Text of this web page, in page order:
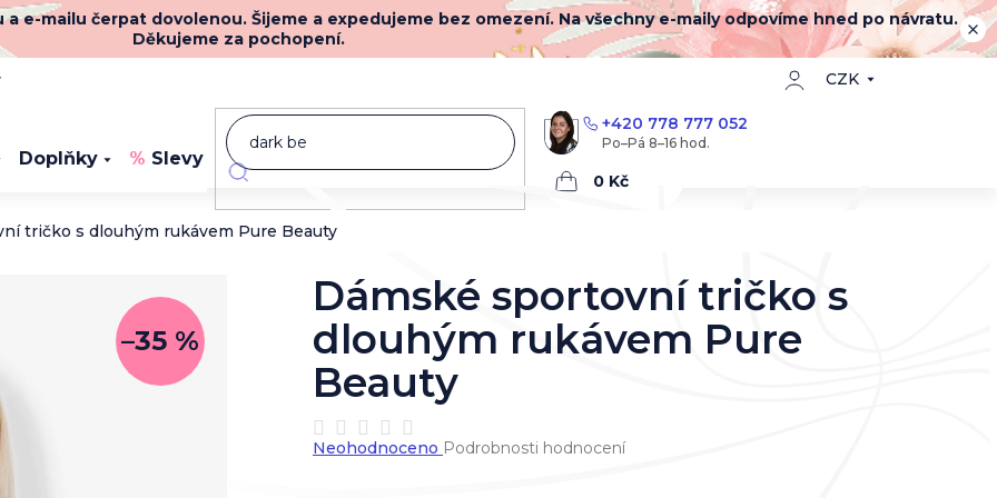
e-mailu čerpat dovolenou. Šijeme a expedujeme bez omezení. Na všechny e-maily odpovíme hned po návratu.
Děkujeme za pochopení.
CZK
+420 778 777 052
Nákupní
Doplňky Slevy Novinky
tričko s dlouhým rukávem Pure Beauty
–35 %
Dámské sportovní tričko s
dlouhým rukávem Pure
Beauty
Průměrné
hodnocení
Neohodnoceno Podrobnosti hodnocení